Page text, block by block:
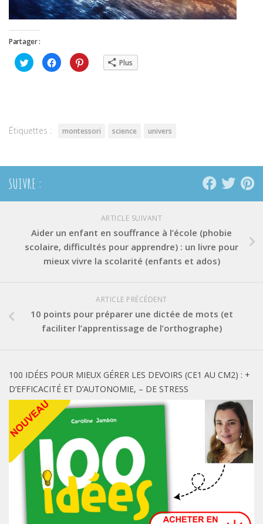
Partager :
Cliquez
pour
partager
Cliquez
pour
partager
Cliquez
pour Plus
Étiquettes : montessori science univers
SUIVRE :
ARTICLE SUIVANT
Aider un enfant en souffrance à l’école (phobie
scolaire, difficultés pour apprendre) : un livre pour
mieux vivre la scolarité (enfants et ados)
ARTICLE PRÉCÉDENT
10 points pour préparer une dictée de mots (et
faciliter l’apprentissage de l’orthographe)
100 IDÉES POUR MIEUX GÉRER LES DEVOIRS (CE1 AU CM2) : +
D’EFFICACITÉ ET D’AUTONOMIE, – DE STRESS